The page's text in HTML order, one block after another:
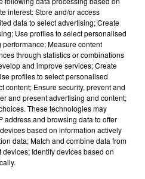
2 JANVIER 2026
interest: Store and/or access
data to select advertising; Create
Use profiles to select personalised
Measure content
through statistics or combinations
and improve services; Create
profiles to select personalised
content; Ensure security, prevent and
and present advertising and content;
These technologies may
address and browsing data to offer
based on information actively
data; Match and combine data from
Identify devices based on